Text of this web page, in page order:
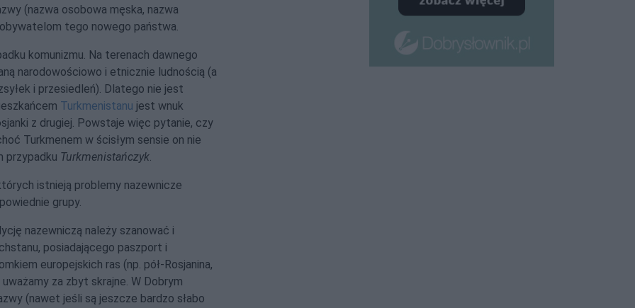
(nazwa osobowa męska, nazwa
tego nowego państwa.
komunizmu. Na terenach dawnego
narodowościowo i etnicznie ludnością (a
i przesiedleń). Dlatego nie jest
Turkmenistanu jest wnuk
z drugiej. Powstaje więc pytanie, czy
Turkmenem w ścisłym sensie on nie
przypadku Turkmenistańczyk.
istnieją problemy nazewnicze
grupy.
nazewniczą należy szanować i
posiadającego paszport i
europejskich ras (np. pół-Rosjanina,
uważamy za zbyt skrajne. W Dobrym
(nawet jeśli są jeszcze bardzo słabo